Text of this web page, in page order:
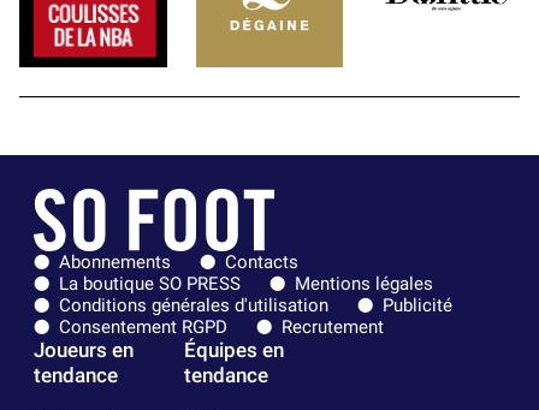
Abonnements
Contacts
La boutique SO PRESS
Mentions légales
Conditions générales d'utilisation
Publicité
Consentement RGPD
Recrutement
Joueurs en
tendance
Équipes en
tendance